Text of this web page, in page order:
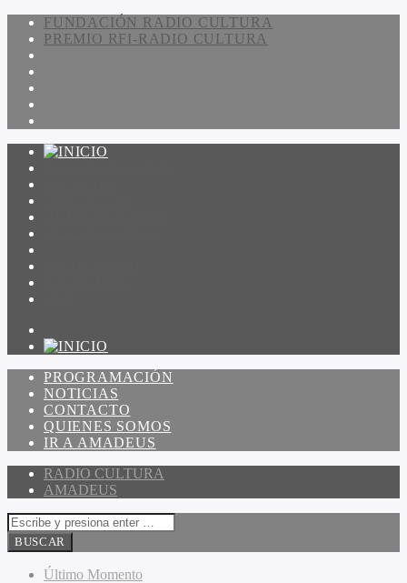
FUNDACIÓN RADIO CULTURA
PREMIO RFI-RADIO CULTURA
PROGRAMACIÓN
NOTICIAS
CONTACTO
QUIENES SOMOS
IR A AMADEUS
RADIO CULTURA
AMADEUS
Último Momento